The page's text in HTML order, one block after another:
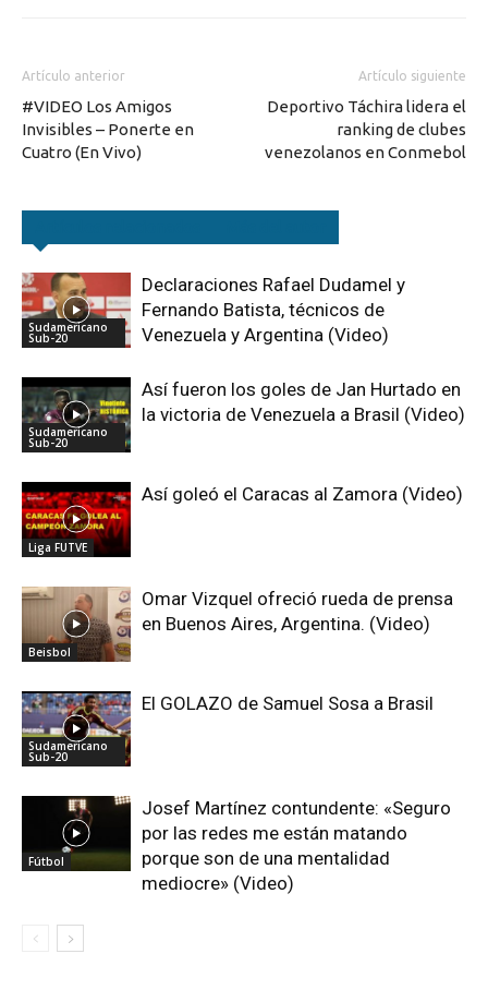
Artículo anterior
#VIDEO Los Amigos
Invisibles – Ponerte en
Cuatro (En Vivo)
Artículo siguiente
Deportivo Táchira lidera el
ranking de clubes
venezolanos en Conmebol
Sudamericano
Sub-20
Declaraciones Rafael Dudamel y
Fernando Batista, técnicos de
Venezuela y Argentina (Video)
Sudamericano
Sub-20
Así fueron los goles de Jan Hurtado en
la victoria de Venezuela a Brasil (Video)
Liga FUTVE
Así goleó el Caracas al Zamora (Video)
Beisbol
Omar Vizquel ofreció rueda de prensa
en Buenos Aires, Argentina. (Video)
Sudamericano
Sub-20
El GOLAZO de Samuel Sosa a Brasil
Fútbol
Josef Martínez contundente: «Seguro
por las redes me están matando
porque son de una mentalidad
mediocre» (Video)